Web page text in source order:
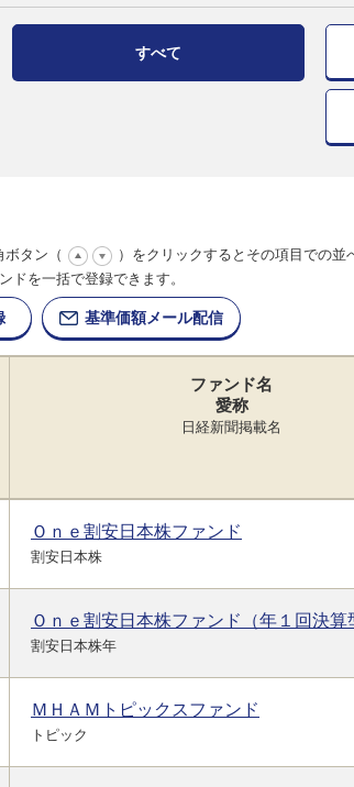
すべて
タン（
）をクリックするとその項目での並
ドを一括で登録できます。
基準価額メール配信
ファンド名
愛称
日経新聞掲載名
Ｏｎｅ割安日本株ファンド
割安日本株
Ｏｎｅ割安日本株ファンド（年１回決算
割安日本株年
ＭＨＡＭトピックスファンド
トピック